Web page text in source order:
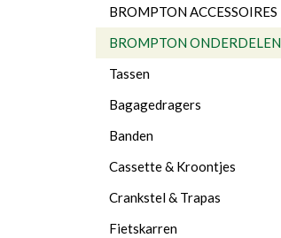
BROMPTON ACCESSOIRES
BROMPTON ONDERDELEN
Tassen
Bagagedragers
Banden
Cassette & Kroontjes
Crankstel & Trapas
Fietskarren